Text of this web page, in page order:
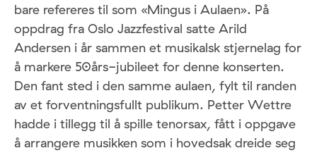
bare refereres til som «Mingus i Aulaen». På
oppdrag fra Oslo Jazzfestival satte Arild
Andersen i år sammen et musikalsk stjernelag for
å markere 50års-jubileet for denne konserten.
Den fant sted i den samme aulaen, fylt til randen
av et forventningsfullt publikum. Petter Wettre
hadde i tillegg til å spille tenorsax, fått i oppgave
å arrangere musikken som i hovedsak dreide seg